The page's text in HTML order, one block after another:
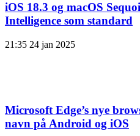
iOS 18.3 og macOS
Intelligence som standard
21:35 24 jan 2025
Microsoft Edge’s nye
navn på Android og iOS